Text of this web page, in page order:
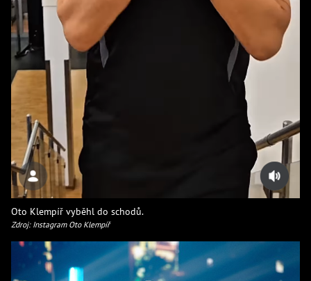
Oto Klempíř vyběhl do schodů.
Zdroj: Instagram Oto Klempíř